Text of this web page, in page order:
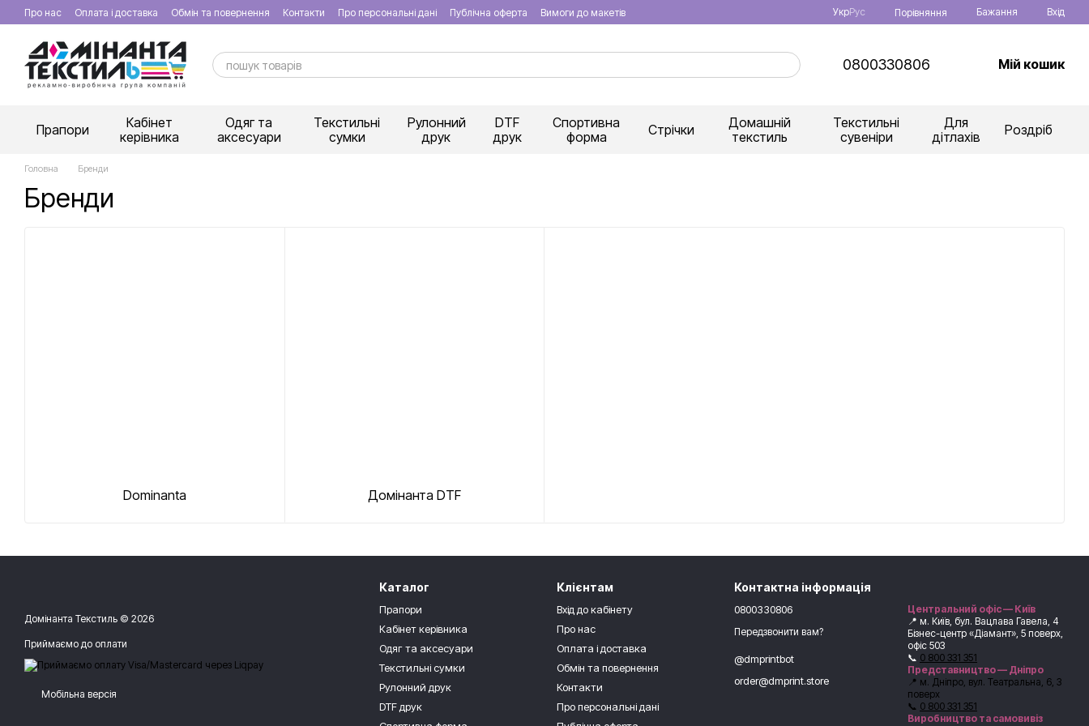
Перейти к основному контенту
Про нас Оплата і доставка Обмін та повернення Контакти Про персональні дані Публічна оферта Вимоги до макетів УкрРус Порівняння Бажання Вхід
0800330806 Мій кошик
Прапори
Кабінет
керівника
Одяг та
аксесуари
Текстильні
сумки
Рулонний
друк
DTF
друк
Спортивна
форма
Стрічки
Домашній
текстиль
Текстильні
сувеніри
Для
дітлахів
Роздріб
Головна Бренди
Бренди
Dominanta Домінанта DTF
Домінанта Текстиль © 2026
Приймаємо до оплати
Мобільна версія
Каталог
Прапори
Кабінет керівника
Одяг та аксесуари
Текстильні сумки
Рулонний друк
DTF друк
Клієнтам
Вхід до кабінету
Про нас
Оплата і доставка
Обмін та повернення
Контакти
Про персональні дані
Контактна інформація
0800330806
Передзвонити вам?
@dmprintbot
order@dmprint.store
Центральний офіс — Київ
📍 м. Київ, бул. Вацлава Гавела, 4
Бізнес-центр «Діамант», 5 поверх,
офіс 503
📞 0 800 331 351
Представництво — Дніпро
📍 м. Дніпро, вул. Театральна, 6, 3
поверх
📞 0 800 331 351
Виробництво та самовивіз